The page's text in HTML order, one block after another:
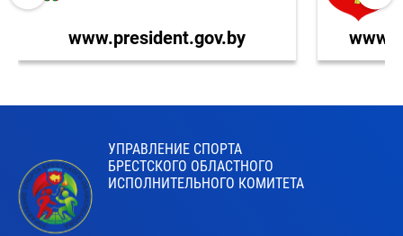
www.president.gov.by
УПРАВЛЕНИЕ СПОРТА
БРЕСТСКОГО ОБЛАСТНОГО
ИСПОЛНИТЕЛЬНОГО КОМИТЕТА